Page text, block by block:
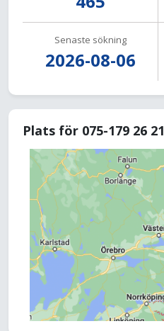
Senaste sökning
2026-08-06
Plats för 075-179 26 21